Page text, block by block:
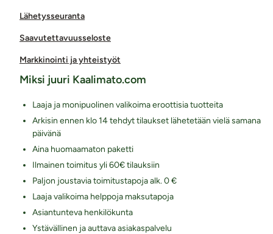
Lähetysseuranta
Saavutettavuusseloste
Markkinointi ja yhteistyöt
Miksi juuri Kaalimato.com
Laaja ja monipuolinen valikoima eroottisia tuotteita
Arkisin ennen klo 14 tehdyt tilaukset lähetetään vielä samana
päivänä
Aina huomaamaton paketti
Ilmainen toimitus yli 60€ tilauksiin
Paljon joustavia toimitustapoja alk. 0 €
Laaja valikoima helppoja maksutapoja
Asiantunteva henkilökunta
Ystävällinen ja auttava asiakaspalvelu